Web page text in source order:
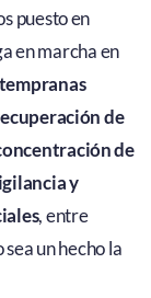
puesto en
en marcha en
de
de
y
, entre
un hecho la